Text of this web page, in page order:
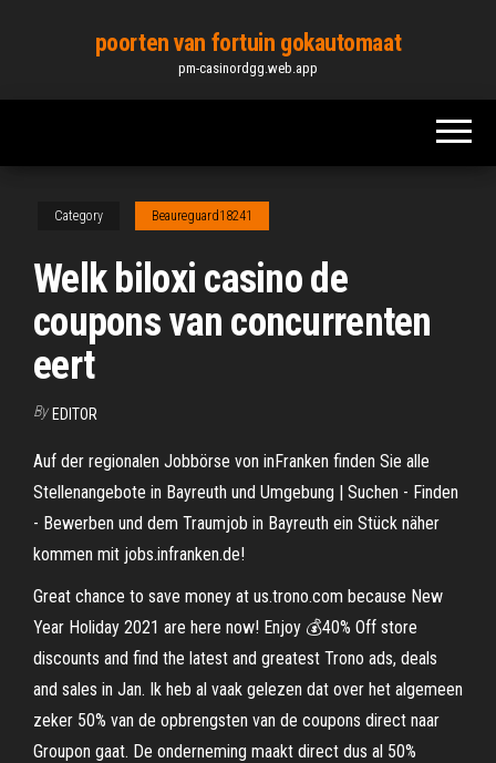
content
poorten van fortuin gokautomaat
pm-casinordgg.web.app
Category Beaureguard18241
Welk biloxi casino de
coupons van concurrenten
eert
By EDITOR
Auf der regionalen Jobbörse von inFranken finden Sie alle
Stellenangebote in Bayreuth und Umgebung | Suchen - Finden
- Bewerben und dem Traumjob in Bayreuth ein Stück näher
kommen mit jobs.infranken.de!
Great chance to save money at us.trono.com because New
Year Holiday 2021 are here now! Enjoy 💰40% Off store
discounts and find the latest and greatest Trono ads, deals
and sales in Jan. Ik heb al vaak gelezen dat over het algemeen
zeker 50% van de opbrengsten van de coupons direct naar
Groupon gaat. De onderneming maakt direct dus al 50%